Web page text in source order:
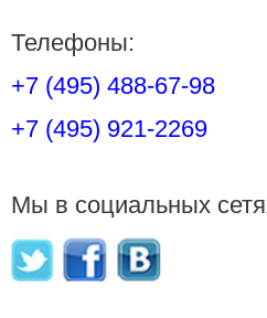
Телефоны:
+7 (495) 488-67-98
+7 (495) 921-2269
Мы в социальных